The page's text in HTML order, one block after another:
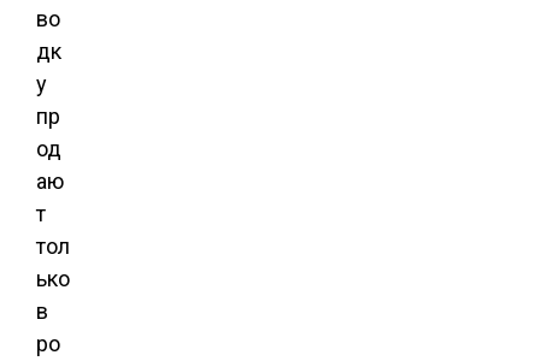
во
дк
у
пр
од
аю
т
тол
ько
в
ро